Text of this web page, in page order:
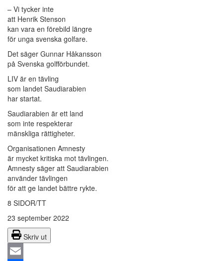
– Vi tycker inte
att Henrik Stenson
kan vara en förebild längre
för unga svenska golfare.
Det säger Gunnar Håkansson
på Svenska golfförbundet.
LIV är en tävling
som landet Saudiarabien
har startat.
Saudiarabien är ett land
som inte respekterar
mänskliga rättigheter.
Organisationen Amnesty
är mycket kritiska mot tävlingen.
Amnesty säger att Saudiarabien
använder tävlingen
för att ge landet bättre rykte.
8 SIDOR/TT
23 september 2022
Skriv ut